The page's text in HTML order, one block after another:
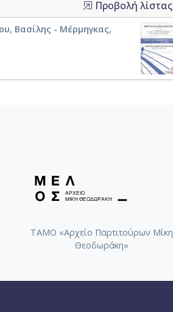
Προβολή λίστας
Βασίλης - Μέρμηγκας,
ΤΑΜΟ «Αρχείο Παρτιτούρων Μίκη
Θεοδωράκη»